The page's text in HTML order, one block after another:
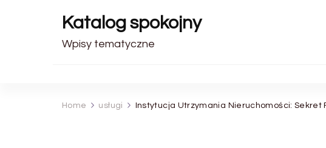
Katalog spokojny
Wpisy tematyczne
Home usługi Instytucja Utrzymania Nieruchomości: Sekret